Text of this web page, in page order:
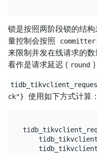
锁是按照两阶段锁的结
量控制会按照
来限制并发在线请求的
看作是请求延迟 ( round )
ck"}
使用如下方式计算：